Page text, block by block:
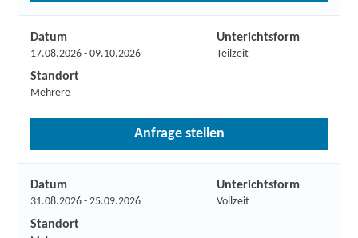
Datum
17.08.2026 - 09.10.2026
Unterichtsform
Teilzeit
Standort
Mehrere
Anfrage stellen
Datum
31.08.2026 - 25.09.2026
Unterichtsform
Vollzeit
Standort